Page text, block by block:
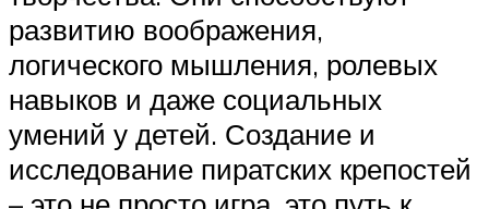
развитию воображения,
логического мышления, ролевых
навыков и даже социальных
умений у детей. Создание и
исследование пиратских крепостей